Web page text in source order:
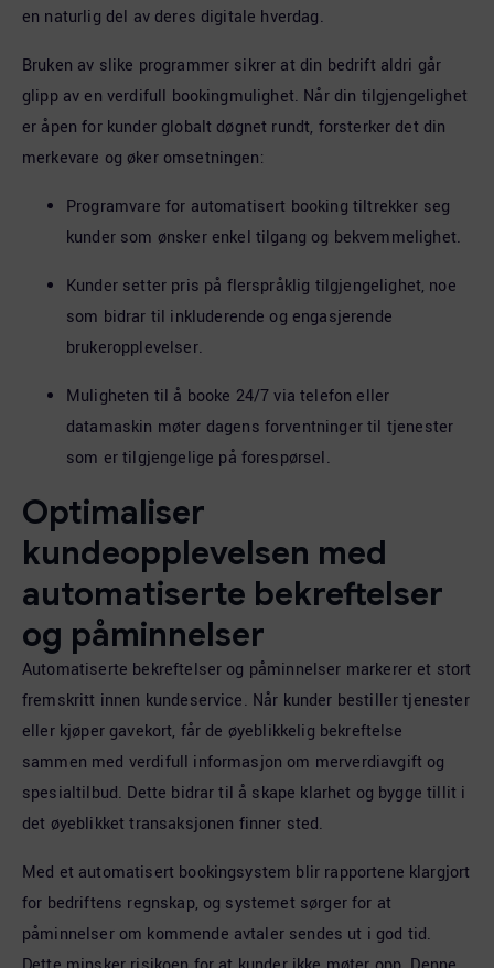
en naturlig del av deres digitale hverdag.
Bruken av slike programmer sikrer at din bedrift aldri går
glipp av en verdifull bookingmulighet. Når din tilgjengelighet
er åpen for kunder globalt døgnet rundt, forsterker det din
merkevare og øker omsetningen:
Programvare for automatisert booking tiltrekker seg
kunder som ønsker enkel tilgang og bekvemmelighet.
Kunder setter pris på flerspråklig tilgjengelighet, noe
som bidrar til inkluderende og engasjerende
brukeropplevelser.
Muligheten til å booke 24/7 via telefon eller
datamaskin møter dagens forventninger til tjenester
som er tilgjengelige på forespørsel.
Optimaliser
kundeopplevelsen med
automatiserte bekreftelser
og påminnelser
Automatiserte bekreftelser og påminnelser markerer et stort
fremskritt innen kundeservice. Når kunder bestiller tjenester
eller kjøper gavekort, får de øyeblikkelig bekreftelse
sammen med verdifull informasjon om merverdiavgift og
spesialtilbud. Dette bidrar til å skape klarhet og bygge tillit i
det øyeblikket transaksjonen finner sted.
Med et automatisert bookingsystem blir rapportene klargjort
for bedriftens regnskap, og systemet sørger for at
påminnelser om kommende avtaler sendes ut i god tid.